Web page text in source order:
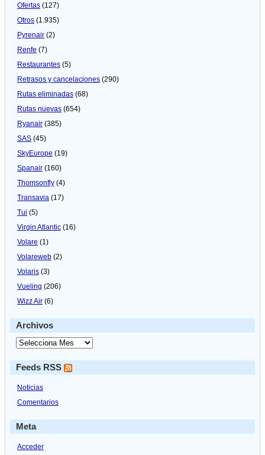
Ofertas (127)
Otros (1.935)
Pyrenair (2)
Renfe (7)
Restaurantes (5)
Retrasos y cancelaciones (290)
Rutas eliminadas (68)
Rutas nuevas (654)
Ryanair (385)
SAS (45)
SkyEurope (19)
Spanair (160)
Thomsonfly (4)
Transavia (17)
Tui (5)
Virgin Atlantic (16)
Volare (1)
Volareweb (2)
Volaris (3)
Vueling (206)
Wizz Air (6)
Archivos
Feeds RSS
Noticias
Comentarios
Meta
Acceder